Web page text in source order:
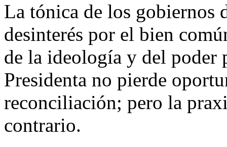
La tónica de los gobiernos
desinterés por el bien
de la ideología y del
Presidenta no pierde
reconciliación; pero la
contrario.